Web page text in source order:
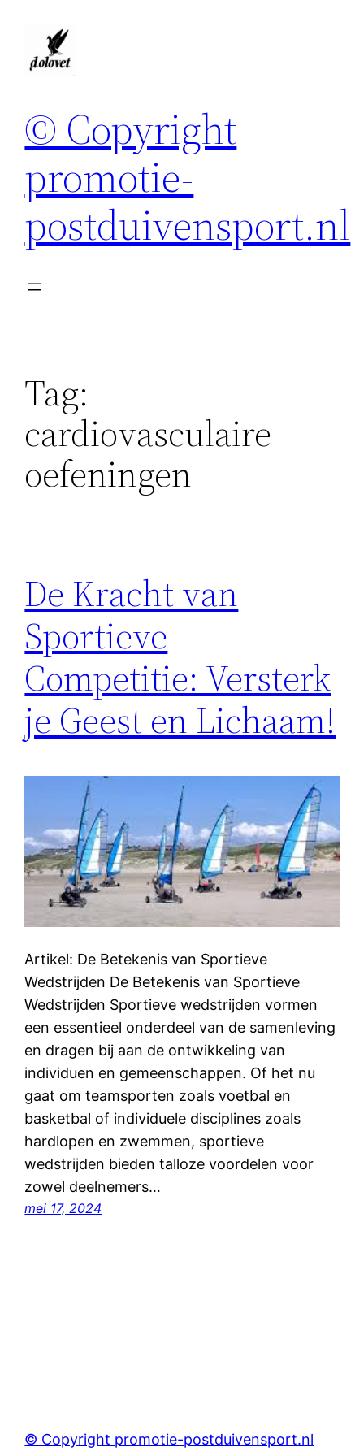
© Copyright
promotie-
postduivensport.nl
Tag:
cardiovasculaire
oefeningen
De Kracht van
Sportieve
Competitie: Versterk
je Geest en Lichaam!
Artikel: De Betekenis van Sportieve
Wedstrijden De Betekenis van Sportieve
Wedstrijden Sportieve wedstrijden vormen
een essentieel onderdeel van de samenleving
en dragen bij aan de ontwikkeling van
individuen en gemeenschappen. Of het nu
gaat om teamsporten zoals voetbal en
basketbal of individuele disciplines zoals
hardlopen en zwemmen, sportieve
wedstrijden bieden talloze voordelen voor
zowel deelnemers…
mei 17, 2024
© Copyright promotie-postduivensport.nl